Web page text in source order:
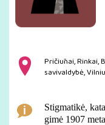
Pričiūnai, Rinkai,
savivaldybė,
Stigmatikė,
gimė 1907